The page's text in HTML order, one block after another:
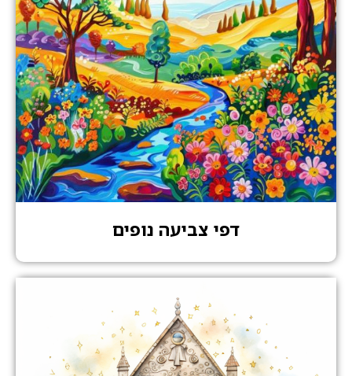
דפי צביעה נופים